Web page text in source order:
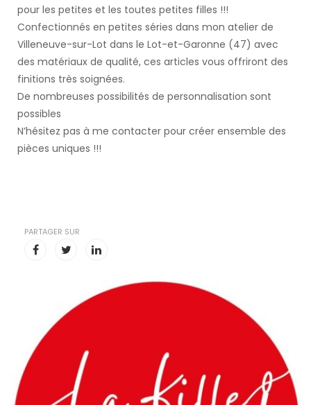
pour les petites et les toutes petites filles !!!
Confectionnés en petites séries dans mon atelier de
Villeneuve-sur-Lot dans le Lot-et-Garonne (47) avec
des matériaux de qualité, ces articles vous offriront des
finitions très soignées.
De nombreuses possibilités de personnalisation sont
possibles
N’hésitez pas à me contacter pour créer ensemble des
pièces uniques !!!
PARTAGER SUR